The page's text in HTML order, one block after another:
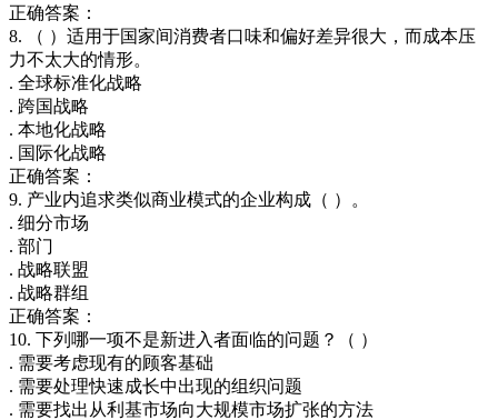
正确答案：
8. （ ）适用于国家间消费者口味和偏好差异很大，而成本压
力不太大的情形。
. 全球标准化战略
. 跨国战略
. 本地化战略
. 国际化战略
正确答案：
9. 产业内追求类似商业模式的企业构成（ ）。
. 细分市场
. 部门
. 战略联盟
. 战略群组
正确答案：
10. 下列哪一项不是新进入者面临的问题？（ ）
. 需要考虑现有的顾客基础
. 需要处理快速成长中出现的组织问题
. 需要找出从利基市场向大规模市场扩张的方法